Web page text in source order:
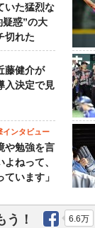
いた猛烈な
惑”の大
切れた
藤健介が
入決定で見
インタビュー
や勉強を言
ねって、
います」
う！ 6.6万